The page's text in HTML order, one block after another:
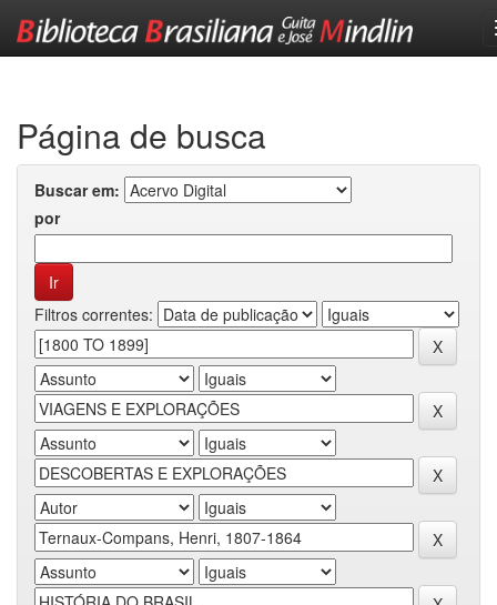
Página de busca
Buscar em:
por
Filtros correntes: